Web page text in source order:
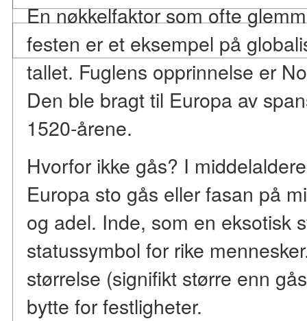
En nøkkelfaktor som ofte
festen er et eksempel på
tallet. Fuglens opprinnelse er
Den ble bragt til Europa av
1520-årene.
Hvorfor ikke gås? I
Europa sto gås eller fasan på
og adel. Inde, som en eksotisk
statussymbol for rike
størrelse (signifikt større enn
bytte for festligheter.